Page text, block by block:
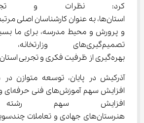
کرد: نظرات و
استان‌ها، به عنوان کارشناسان اصلی
و پرورش و محیط مدرسه، برای ما
تصمیم‌گیری‌های
بهره‌گیری از ظرفیت فکری و تجربی استان‌ها خواهد بود.
آذرکیش در پایان، توسعه متوازن
افزایش سهم
هنرستان‌های جهادی و تعاملات